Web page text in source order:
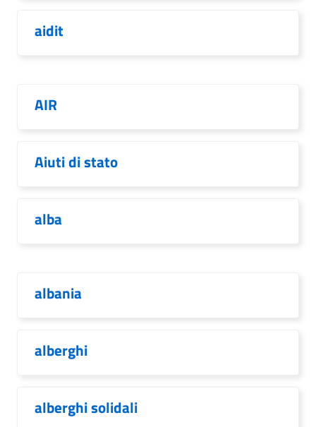
aidit
AIR
Aiuti di stato
alba
albania
alberghi
alberghi solidali